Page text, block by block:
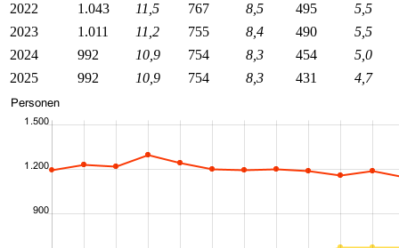
2022
1.043 11,5 767 8,5 495
5,5
2023
1.011 11,2 755 8,4 490
5,5
2024
992 10,9 754 8,3 454
5,0
2025
992 10,9 754 8,3 431 4,7